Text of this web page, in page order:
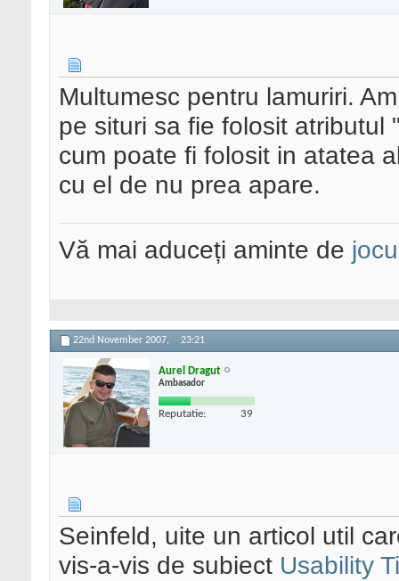
Multumesc pentru lamuriri.
pe situri sa fie folosit atributul
cum poate fi folosit in atatea
cu el de nu prea apare.
Vă mai aduceți aminte de
22nd November 2007, 23:21
Aurel Dragut
Ambasador
Reputatie: 39
Seinfeld, uite un articol util
vis-a-vis de subiect Usability